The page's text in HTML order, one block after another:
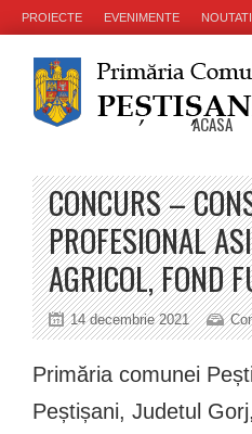
PROIECTE EVENIMENTE NOUTATI
ACASA
CONCURS –
PROFESIONAL
AGRICOL, FOND
14 decembrie 2021
Primăria comunei
Peștișani, Judetul